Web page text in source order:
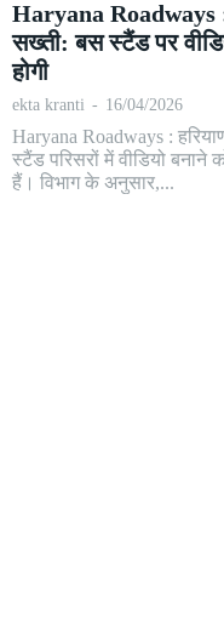
Haryana Roadways :
सख्ती: बस स्टैंड पर
होगी
ekta kranti - 16/04/2026
Haryana Roadways :
स्टैंड परिसरों में वीडियो बनाने
हैं। विभाग के अनुसार,...